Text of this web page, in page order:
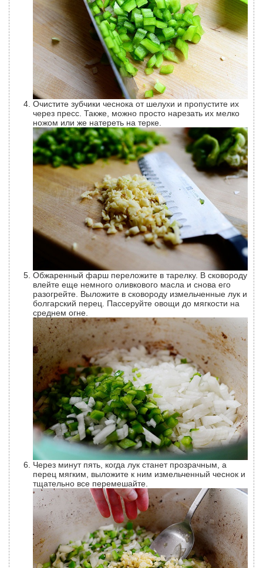
Очистите зубчики чеснока от шелухи и пропустите их
через пресс. Также, можно просто нарезать их мелко
ножом или же натереть на терке.
Обжаренный фарш переложите в тарелку. В сковороду
влейте еще немного оливкового масла и снова его
разогрейте. Выложите в сковороду измельченные лук и
болгарский перец. Пассеруйте овощи до мягкости на
среднем огне.
Через минут пять, когда лук станет прозрачным, а
перец мягким, выложите к ним измельченный чеснок и
тщательно все перемешайте.